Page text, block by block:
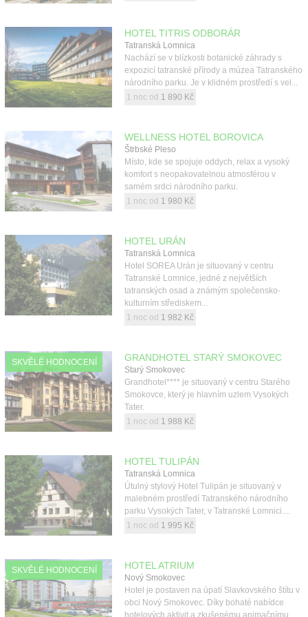
HOTEL TITRIS ODBORÁR
Tatranská Lomnica
Nachází se v blízkosti botanické záhrady s
expozicí tatranské přírody a múzea Tatranského
národního parku. Je v klidném prostředí s vel...
1 noc od 1 890 Kč
WELLNESS HOTEL BOROVICA
Štrbské Pleso
Místo, kde se spojuje oddych, relax a vysoký
komfort s neopakovatelnou atmosférou v
samém srdci národního parku.
1 noc od 1 980 Kč
HOTEL URÁN
Tatranská Lomnica
Hotel SOREA Urán je situovaný v centru
Tatranské Lomnice, jedné z největších
tatranských osad a známým společensko-
kulturním střediskem...
1 noc od 1 982 Kč
SKVĚLÉ HODNOCENÍ GRANDHOTEL STARÝ SMOKOVEC
Starý Smokovec
Grandhotel**** je situovaný v centru Starého
Smokovce, který je hlavním uzlem Vysokých
Tater.
1 noc od 1 988 Kč
HOTEL TULIPÁN
Tatranská Lomnica
Útulný stylový Hotel Tulipán je situovaný v
malebném prostředí Tatranského národního
parku Vysokých Tater, v Tatranské Lomnici....
1 noc od 1 995 Kč
SKVĚLÉ HODNOCENÍ HOTEL ATRIUM
Nový Smokovec
Hotel je postaven na úpatí Slavkovského štítu v
obci Nový Smokovec. Díky bohaté nabídce
hotelových aktivit a zkušenému animačnímu